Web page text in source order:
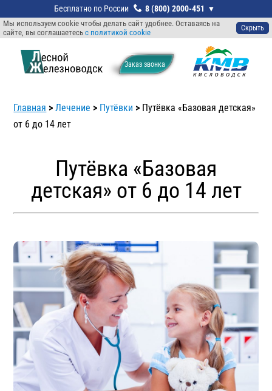
Мы используем cookie чтобы делать сайт удобнее. Оставаясь на
сайте, вы соглашаетесь с политикой cookie Скрыть
Заказ звонкa
8 (800) 2000-451
Главная >Лечение > Путёвки > Путёвка «Базовая детская»
от 6 до 14 лет
Путёвка «Базовая
детская» от 6 до 14 лет